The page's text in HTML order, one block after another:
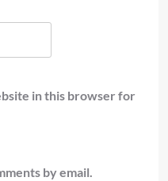
in this browser for
by email.